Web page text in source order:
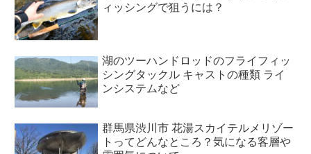
ィッシングで狙うには？
湖のツーハンドロッドのフライフィッ
シングタックル キャストの種類 ライ
ンシステムなど
群馬県渋川市 花湯スカイテルメリゾー
トってどんなところ？気になる客層や